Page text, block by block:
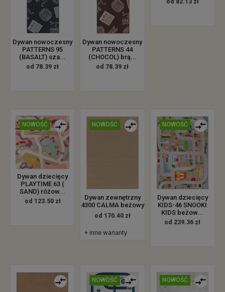
Dywan nowoczesny
PATTERNS 95
(BASALT) sza...
od 78.39 zł
Dywan nowoczesny
PATTERNS 44
(CHOCOL) brą...
od 78.39 zł
od 82.13 zł
NOWOŚĆ
Dywan dziecięcy
PLAYTIME 63 (
SAND) różow...
od 123.50 zł
NOWOŚĆ
Dywan zewnętrzny
4300 CALMA beżowy
od 170.40 zł
+ inne warianty
NOWOŚĆ
Dywan dziecięcy
KIDS-46 SNOOKI
KIDS beżow...
od 239.36 zł
NOWOŚĆ NOWOŚĆ